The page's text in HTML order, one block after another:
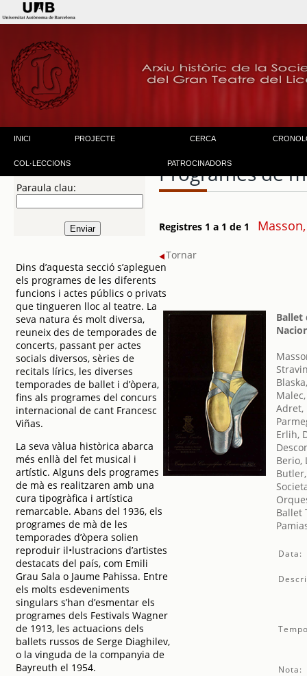
INICI PROJECTE CERCA
COL·LECCIONS PATROCINADORS
Paraula clau:
Dins d’aquesta secció s’apleguen
els programes de les diferents
funcions i actes públics o privats
que tingueren lloc al teatre. La
seva natura és molt diversa,
reuneix des de temporades de
concerts, passant per actes
socials diversos, sèries de
recitals lírics, les diverses
temporades de ballet i d’òpera,
fins als programes del concurs
internacional de cant Francesc
Viñas.
La seva vàlua històrica abarca
més enllà del fet musical i
artístic. Alguns dels programes
de mà es realitzaren amb una
cura tipogràfica i artística
remarcable. Abans del 1936, els
programes de mà de les
temporades d’òpera solien
reproduir il•lustracions d’artistes
destacats del país, com Emili
Grau Sala o Jaume Pahissa. Entre
els molts esdeveniments
singulars s’han d’esmentar els
programes dels Festivals Wagner
de 1913, les actuacions dels
ballets russos de Serge Diaghilev,
o la vinguda de la companyia de
Bayreuth el 1954.
Programes de
Registres 1 a 1 de 1
Tornar
Ballet
Adret,
Erlih,
Berio,
Ballet
Data:
Nota: